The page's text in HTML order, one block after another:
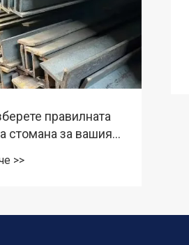
правилната
стомана за вашия
>>